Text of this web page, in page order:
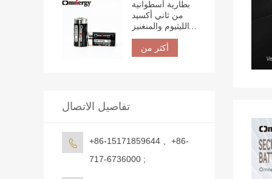
بطارية أسطوانية
من ثاني أكسيد
الليثيوم والمنغنيز
(لي-MnO2)
CR123A 3V
1500mAh
أكثر من
تفاصيل الاتصال

+86-15171859644 、+86-
717-6736000 ;